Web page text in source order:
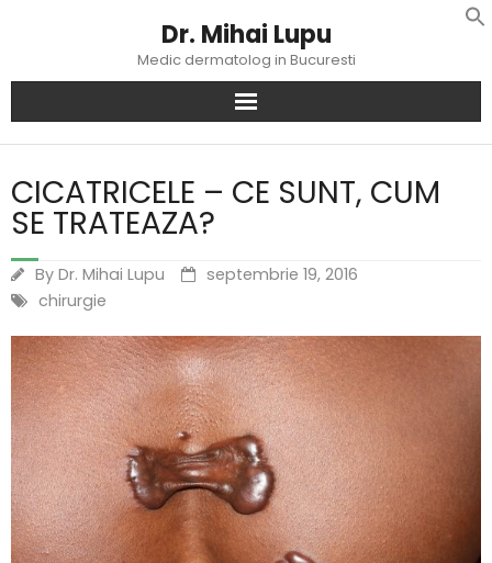
Dr. Mihai Lupu
Medic dermatolog in Bucuresti
Search
Home
Servicii
Articole
Preturi
Noutati
#HappyPatients
CICATRICELE – CE SUNT, CUM
SE TRATEAZA?
By Dr. Mihai Lupu
septembrie 19, 2016
chirurgie